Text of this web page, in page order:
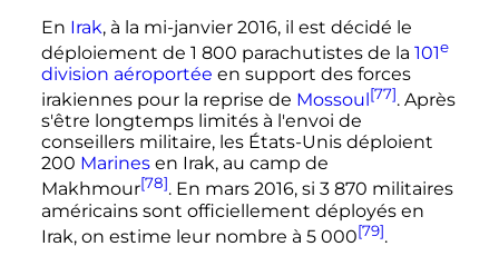
En Irak, à la mi-janvier 2016, il est décidé le
déploiement de 1 800 parachutistesde la 101e
division aéroportée en support des forces
irakiennes pour la reprise de Mossoul [77]. Après
s'être longtemps limités à l'envoi de
conseillers militaire, les États-Unis déploient
200 Marinesen Irak, au camp de
Makhmour[78]. En mars 2016, si 3 870 militaires
américains sont officiellement déployés en
Irak, on estime leur nombre à 5 000[79].